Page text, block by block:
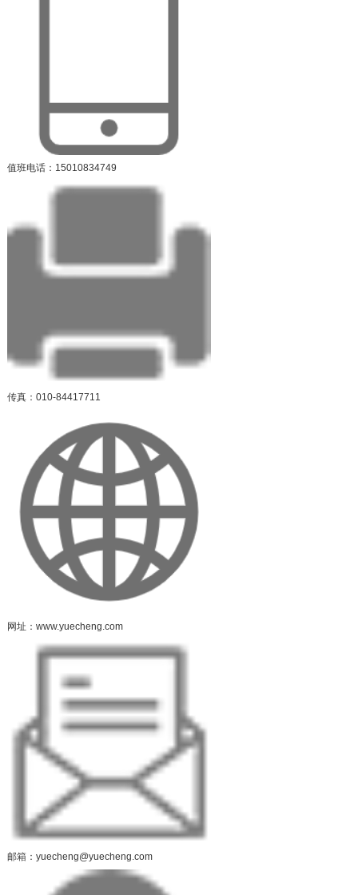
值班电话：15010834749
传真：010-84417711
网址：www.yuecheng.com
邮箱：yuecheng@yuecheng.com